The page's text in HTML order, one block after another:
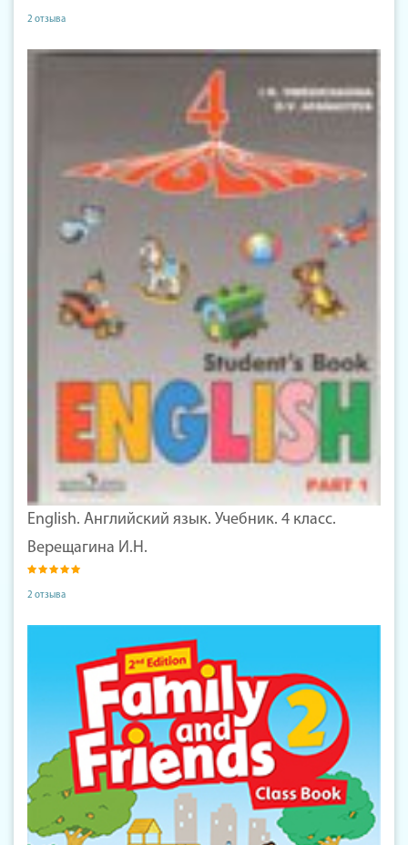
2 отзыва
English. Английский язык. Учебник. 4 класс.
Верещагина И.Н.
2 отзыва